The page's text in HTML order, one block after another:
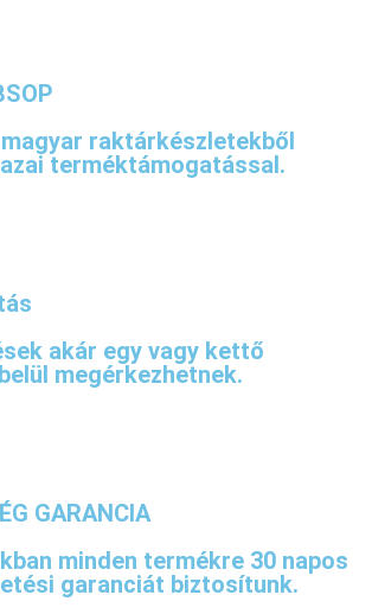
raktárkészletekből
terméktámogatással.
akár egy vagy kettő
megérkezhetnek.
GARANCIA
minden termékre 30 napos
garanciát biztosítunk.